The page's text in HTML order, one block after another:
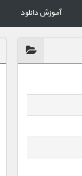
آموزش دانلود